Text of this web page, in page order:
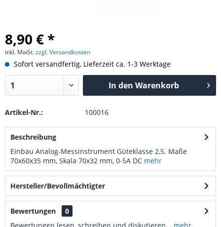
8,90 € *
inkl. MwSt.zzgl. Versandkosten
Sofort versandfertig, Lieferzeit ca. 1-3 Werktage
In den Warenkorb
Artikel-Nr.: 100016
Beschreibung
Einbau Analog-Messinstrument Güteklasse 2,5. Maße
70x60x35 mm, Skala 70x32 mm, 0-5A DC mehr
Hersteller/Bevollmächtigter
Bewertungen
0